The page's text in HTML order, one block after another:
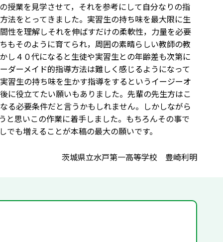
授業を見学させて，それを参考にして自分なりの指
法をとってきました。実習生の持ち味を最大限に生
性を理解しそれを伸ばすだけの柔軟性，力量を必要
もそのように育てられ，周囲の素晴らしい教師の教
し４０代になると生徒や実習生との年齢差も次第に
ダーメイド的指導方法は難しく感じるようになって
習生の持ち味を生かす指導をするというイージーオ
に役立てたい願いもありました。先輩の先生方はこ
る必要条件だと言うかもしれません。しかしながら
と思いこの作業に着手しました。もちろんその事で
も増えることが本稿の最大の願いです。
茨城県立水戸第一高等学校 豊崎利明